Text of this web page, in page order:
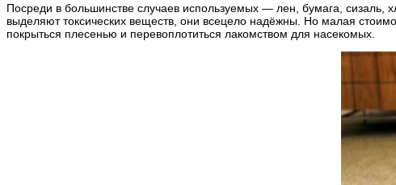
Посреди в большинстве случаев используемых — лен, бумага, сизаль,
выделяют токсических веществ, они всецело надёжны. Но малая
покрыться плесенью и перевоплотиться лакомством для насекомых.